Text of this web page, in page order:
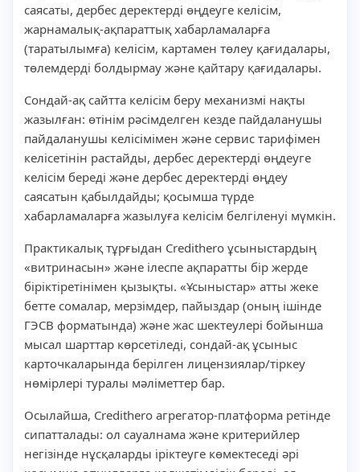
саясаты, дербес деректерді өңдеуге келісім,
жарнамалық-ақпараттық хабарламаларға
(таратылымға) келісім, картамен төлеу қағидалары,
төлемдерді болдырмау және қайтару қағидалары.
Сондай-ақ сайтта келісім беру механизмі нақты
жазылған: өтінім рәсімделген кезде пайдаланушы
пайдаланушы келісімімен және сервис тарифімен
келісетінін растайды, дербес деректерді өңдеуге
келісім береді және дербес деректерді өңдеу
саясатын қабылдайды; қосымша түрде
хабарламаларға жазылуға келісім белгіленуі мүмкін.
Практикалық тұрғыдан Credithero ұсыныстардың
«витринасын» және ілеспе ақпаратты бір жерде
біріктіретінімен қызықты. «Ұсыныстар» атты жеке
бетте сомалар, мерзімдер, пайыздар (оның ішінде
ГЭСВ форматында) және жас шектеулері бойынша
мысал шарттар көрсетіледі, сондай-ақ ұсыныс
карточкаларында берілген лицензиялар/тіркеу
нөмірлері туралы мәліметтер бар.
Осылайша, Credithero агрегатор-платформа ретінде
сипатталады: ол сауалнама және критерийлер
негізінде нұсқаларды іріктеуге көмектеседі әрі